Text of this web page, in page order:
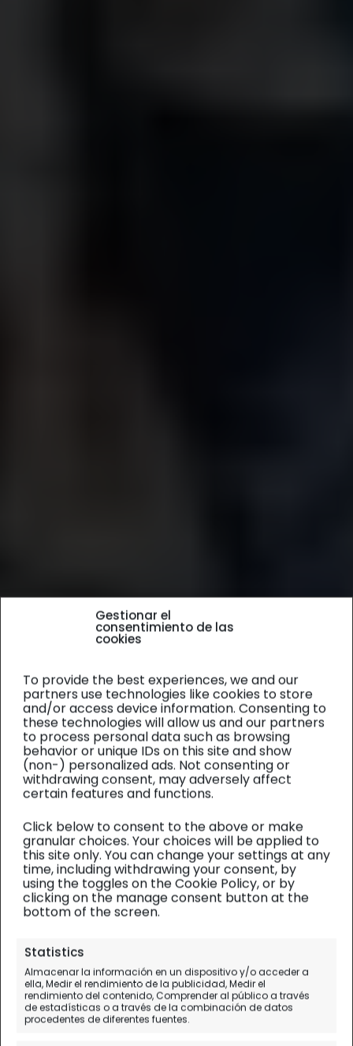
Gestionar el
consentimiento de las
cookies
To provide the best experiences, we and our
partners use technologies like cookies to store
and/or access device information. Consenting to
these technologies will allow us and our partners
to process personal data such as browsing
behavior or unique IDs on this site and show
(non-) personalized ads. Not consenting or
withdrawing consent, may adversely affect
certain features and functions.
Click below to consent to the above or make
granular choices. Your choices will be applied to
this site only. You can change your settings at any
time, including withdrawing your consent, by
using the toggles on the Cookie Policy, or by
clicking on the manage consent button at the
bottom of the screen.
Statistics
Almacenar la información en un dispositivo y/o acceder a
ella, Medir el rendimiento de la publicidad, Medir el
rendimiento del contenido, Comprender al público a través
de estadísticas o a través de la combinación de datos
procedentes de diferentes fuentes.
Disneyland y Santa
Mónica